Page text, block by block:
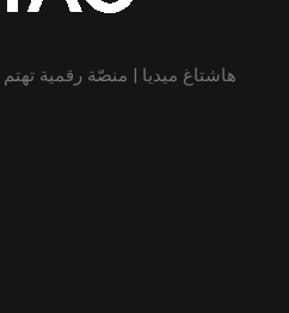
هاشتاغ ميديا | منصّة رقمية تهتم